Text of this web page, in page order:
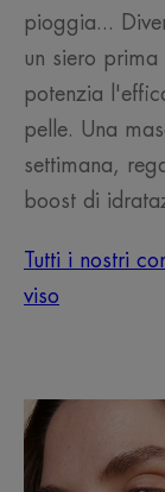
pioggia...
un siero
potenzia
pelle. Una
settimana,
boost di
Tutti i nostri
viso